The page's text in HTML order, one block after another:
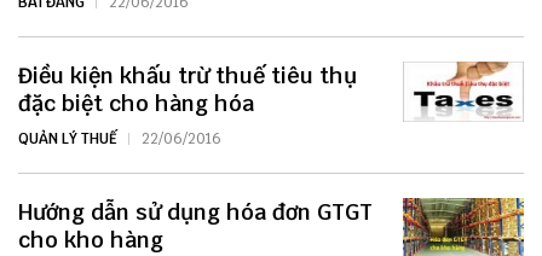
Điều kiện khấu trừ thuế tiêu thụ
đặc biệt cho hàng hóa
QUẢN LÝ THUẾ 22/06/2016
Hướng dẫn sử dụng hóa đơn GTGT
cho kho hàng